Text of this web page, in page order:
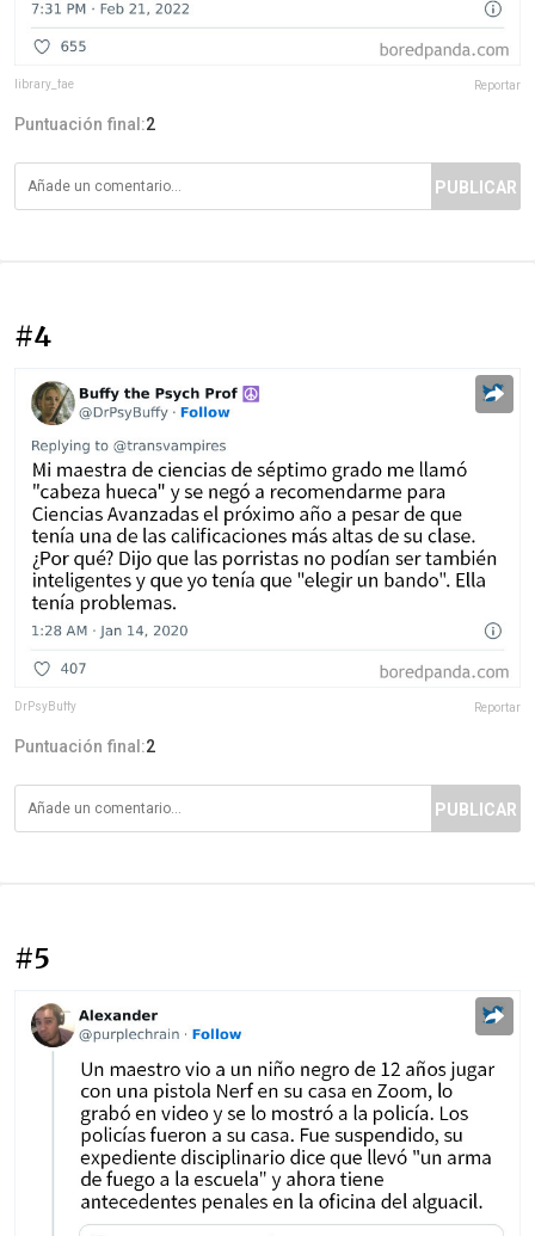
library_fae Reportar
Puntuación final:2
PUBLICAR
#4
DrPsyBuffy Reportar
Puntuación final:2
PUBLICAR
#5